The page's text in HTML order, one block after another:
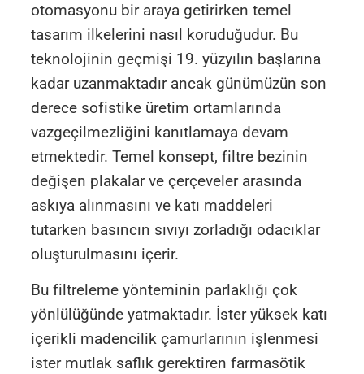
otomasyonu bir araya getirirken temel
tasarım ilkelerini nasıl koruduğudur. Bu
teknolojinin geçmişi 19. yüzyılın başlarına
kadar uzanmaktadır ancak günümüzün son
derece sofistike üretim ortamlarında
vazgeçilmezliğini kanıtlamaya devam
etmektedir. Temel konsept, filtre bezinin
değişen plakalar ve çerçeveler arasında
askıya alınmasını ve katı maddeleri
tutarken basıncın sıvıyı zorladığı odacıklar
oluşturulmasını içerir.
Bu filtreleme yönteminin parlaklığı çok
yönlülüğünde yatmaktadır. İster yüksek katı
içerikli madencilik çamurlarının işlenmesi
ister mutlak saflık gerektiren farmasötik